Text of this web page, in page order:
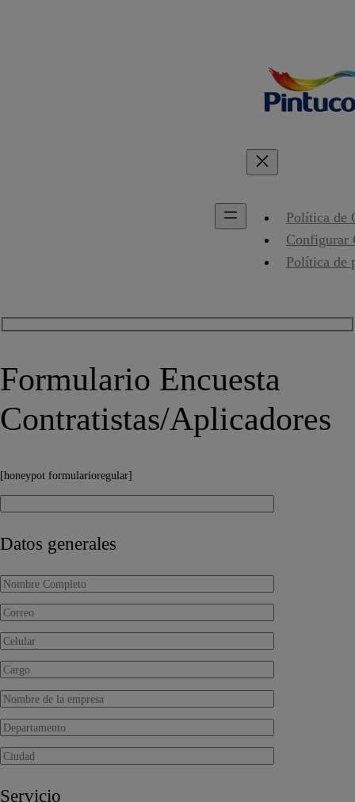
Política de
Configurar
Política de
Formulario Encuesta
Contratistas/Aplicadores
[honeypot formularioregular]
Datos generales
Servicio